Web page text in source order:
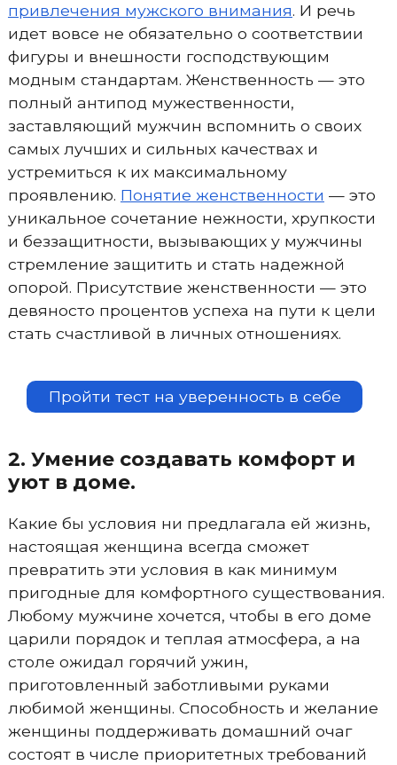
привлечения мужского внимания. И речь
идет вовсе не обязательно о соответствии
фигуры и внешности господствующим
модным стандартам. Женственность — это
полный антипод мужественности,
заставляющий мужчин вспомнить о своих
самых лучших и сильных качествах и
устремиться к их максимальному
проявлению. Понятие женственности — это
уникальное сочетание нежности, хрупкости
и беззащитности, вызывающих у мужчины
стремление защитить и стать надежной
опорой. Присутствие женственности — это
девяносто процентов успеха на пути к цели
стать счастливой в личных отношениях.
Пройти тест на уверенность в себе
2. Умение создавать комфорт и
уют в доме.
Какие бы условия ни предлагала ей жизнь,
настоящая женщина всегда сможет
превратить эти условия в как минимум
пригодные для комфортного существования.
Любому мужчине хочется, чтобы в его доме
царили порядок и теплая атмосфера, а на
столе ожидал горячий ужин,
приготовленный заботливыми руками
любимой женщины. Способность и желание
женщины поддерживать домашний очаг
состоят в числе приоритетных требований